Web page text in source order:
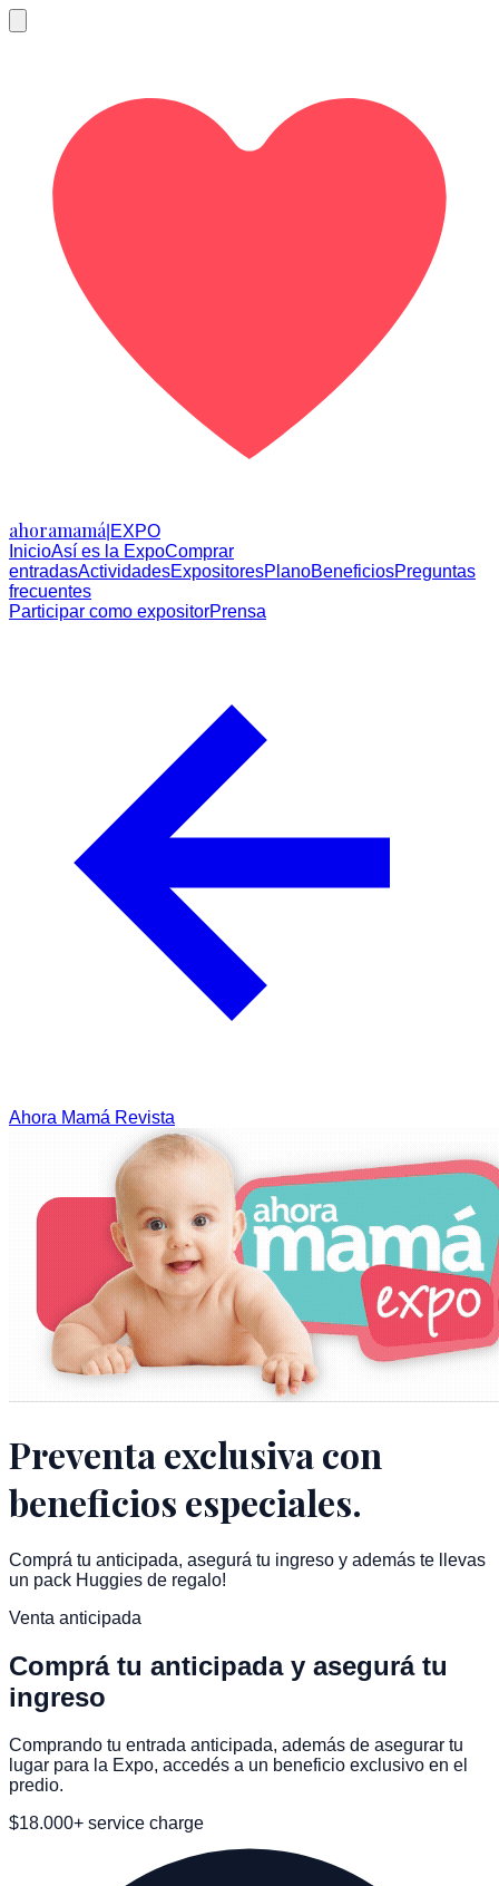
ahoramamá EXPO
InicioAsí es la ExpoComprar
entradasActividadesExpositoresPlanoBeneficiosPreguntas
frecuentes
Participar como expositorPrensa
Ahora Mamá Revista
Preventa exclusiva con
beneficios especiales.
Comprá tu anticipada, asegurá tu ingreso y además te llevas
un pack Huggies de regalo!
Venta anticipada
Comprá tu anticipada y asegurá tu
ingreso
Comprando tu entrada anticipada, además de asegurar tu
lugar para la Expo, accedés a un beneficio exclusivo en el
predio.
$18.000+ service charge